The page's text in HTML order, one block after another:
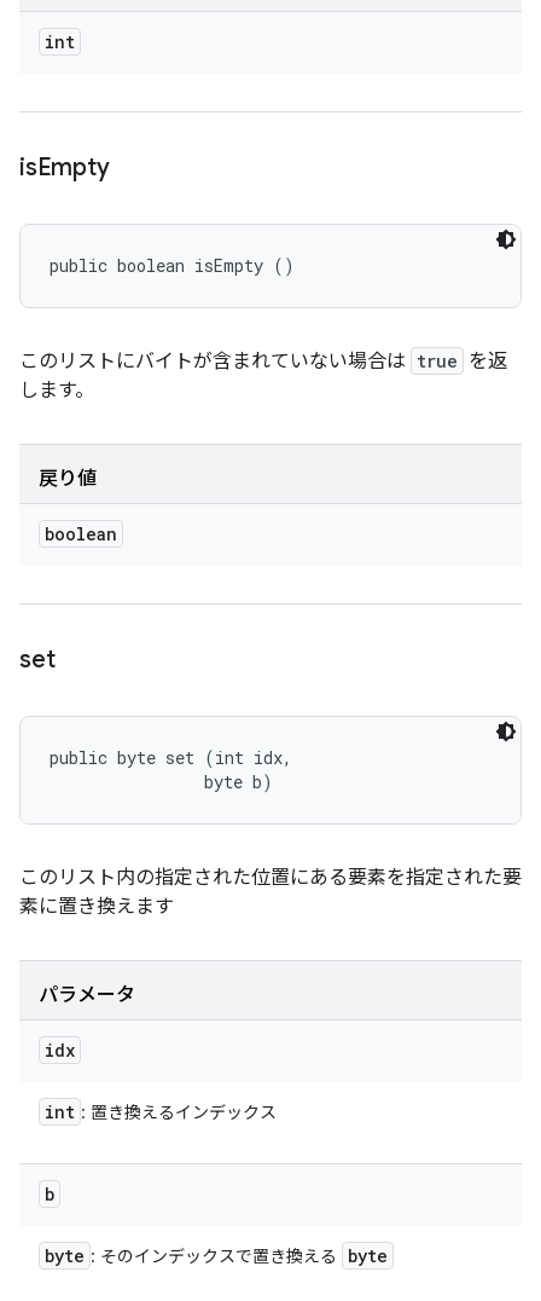
int
isEmpty
public boolean isEmpty ()
このリストにバイトが含まれていない場合は true を返
します。
戻り値
boolean
set
public byte set (int idx,
                byte b)
このリスト内の指定された位置にある要素を指定された要
素に置き換えます
パラメータ
idx
int : 置き換えるインデックス
b
byte : そのインデックスで置き換える byte